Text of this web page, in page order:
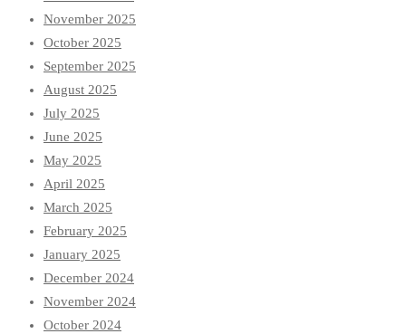
November 2025
October 2025
September 2025
August 2025
July 2025
June 2025
May 2025
April 2025
March 2025
February 2025
January 2025
December 2024
November 2024
October 2024